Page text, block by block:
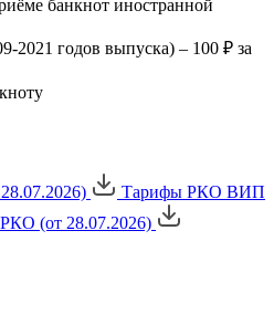
банкнот иностранной
2021 годов выпуска) – 100 ₽ за
Тарифы РКО ВИП
(от 28.07.2026)